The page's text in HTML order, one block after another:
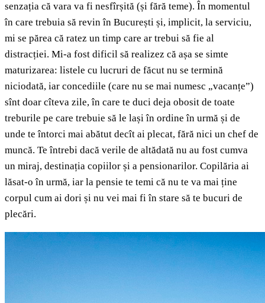
senzația că vara va fi nesfîrșită (și fără teme). În momentul
în care trebuia să revin în București și, implicit, la serviciu,
mi se părea că ratez un timp care ar trebui să fie al
distracției. Mi-a fost dificil să realizez că așa se simte
maturizarea: listele cu lucruri de făcut nu se termină
niciodată, iar concediile (care nu se mai numesc „vacanțe”)
sînt doar cîteva zile, în care te duci deja obosit de toate
treburile pe care trebuie să le lași în ordine în urmă și de
unde te întorci mai abătut decît ai plecat, fără nici un chef de
muncă. Te întrebi dacă verile de altădată nu au fost cumva
un miraj, destinația copiilor și a pensionarilor. Copilăria ai
lăsat-o în urmă, iar la pensie te temi că nu te va mai ține
corpul cum ai dori și nu vei mai fi în stare să te bucuri de
plecări.